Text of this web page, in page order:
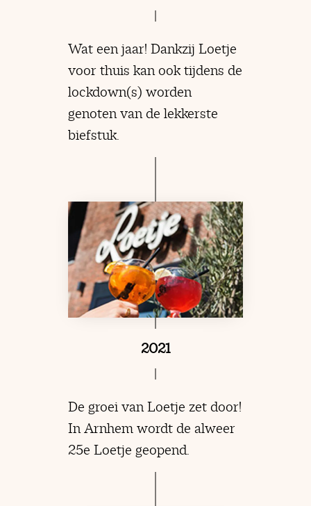
Wat een jaar! Dankzij Loetje
voor thuis kan ook tijdens de
lockdown(s) worden
genoten van de lekkerste
biefstuk.
2021
De groei van Loetje zet door!
In Arnhem wordt de alweer
25e Loetje geopend.